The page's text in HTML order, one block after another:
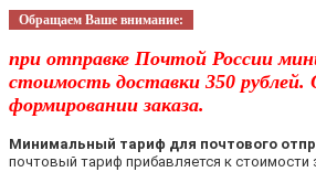
Обращаем Ваше внимание:
при отправке Почтой России
стоимость доставки 350 рублей.
формировании заказа.
Минимальный тариф для почтового
почтовый тариф прибавляется к стоимости